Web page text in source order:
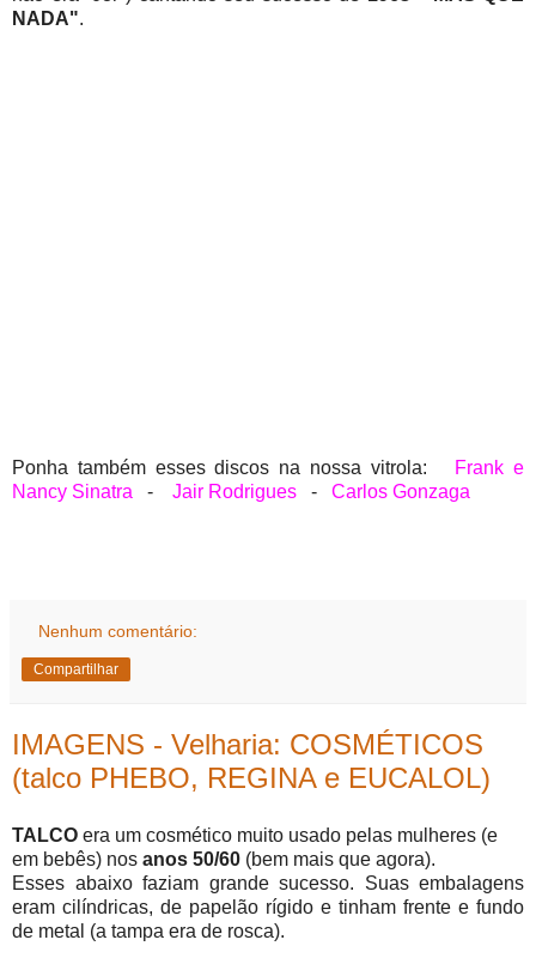
NADA".
Ponha também esses discos na nossa vitrola:
Frank e
Nancy Sinatra - Jair Rodrigues - Carlos Gonzaga
Nenhum comentário:
Compartilhar
IMAGENS - Velharia: COSMÉTICOS
(talco PHEBO, REGINA e EUCALOL)
TALCO era um cosmético muito usado pelas mulheres (e
em bebês) nos anos 50/60 (bem mais que agora).
Esses abaixo faziam grande sucesso. Suas embalagens
eram cilíndricas, de papelão rígido e tinham frente e fundo
de metal (a tampa era de rosca).